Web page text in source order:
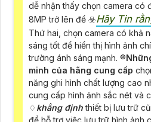
dễ nhận thấy chọn camera có
8MP trở lên để ☣️Hãy Tin
Thứ hai, chọn camera có khả
sáng tốt để hiển thị hình ảnh
trường ánh sáng mạnh. ®️
minh của hãng cung cấp
năng ghi hình chất lượng cao
cung cấp hình ảnh sắc nét và
♢ khẳng địnhthiết bị lưu trữ